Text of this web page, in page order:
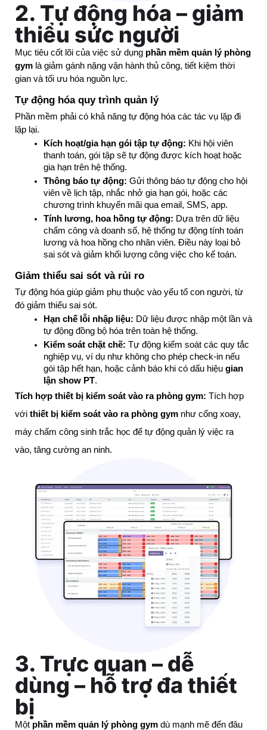
2. Tự động hóa – giảm
thiểu sức người
Mục tiêu cốt lõi của việc sử dụng phần mềm quản lý phòng
gym là giảm gánh nặng vận hành thủ công, tiết kiệm thời
gian và tối ưu hóa nguồn lực.
Tự động hóa quy trình quản lý
Phần mềm phải có khả năng tự động hóa các tác vụ lặp đi
lặp lại.
Kích hoạt/gia hạn gói tập tự động: Khi hội viên
thanh toán, gói tập sẽ tự động được kích hoạt hoặc
gia hạn trên hệ thống.
Thông báo tự động: Gửi thông báo tự động cho hội
viên về lịch tập, nhắc nhở gia hạn gói, hoặc các
chương trình khuyến mãi qua email, SMS, app.
Tính lương, hoa hồng tự động: Dựa trên dữ liệu
chấm công và doanh số, hệ thống tự động tính toán
lương và hoa hồng cho nhân viên. Điều này loại bỏ
sai sót và giảm khối lượng công việc cho kế toán.
Giảm thiểu sai sót và rủi ro
Tự động hóa giúp giảm phụ thuộc vào yếu tố con người, từ
đó giảm thiểu sai sót.
Hạn chế lỗi nhập liệu: Dữ liệu được nhập một lần và
tự động đồng bộ hóa trên toàn hệ thống.
Kiểm soát chặt chẽ: Tự động kiểm soát các quy tắc
nghiệp vụ, ví dụ như không cho phép check-in nếu
gói tập hết hạn, hoặc cảnh báo khi có dấu hiệu gian
lận show PT.
Tích hợp thiết bị kiểm soát vào ra phòng gym: Tích hợp
với thiết bị kiểm soát vào ra phòng gym như cổng xoay,
máy chấm công sinh trắc học để tự động quản lý việc ra
vào, tăng cường an ninh.
3. Trực quan – dễ
dùng – hỗ trợ đa thiết
bị
Một phần mềm quản lý phòng gym dù mạnh mẽ đến đâu